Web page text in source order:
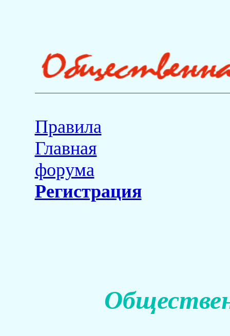
Правила
Главная
форума
Регистрация